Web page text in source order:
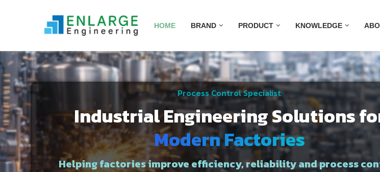
HOME BRAND PRODUCT KNOWLEDGE
Process Control Specialist
Industrial Engineering Solutions
Modern Factories
Helping factories improve efficiency, reliability and process